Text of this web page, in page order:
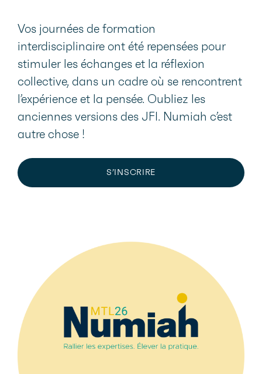
Vos journées de formation
interdisciplinaire ont été repensées pour
stimuler les échanges et la réflexion
collective, dans un cadre où se rencontrent
l’expérience et la pensée. Oubliez les
anciennes versions des JFI. Numiah c’est
autre chose !
S’INSCRIRE